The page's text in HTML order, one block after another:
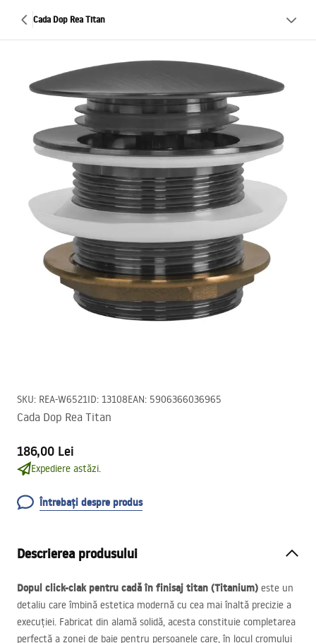
Cada Dop Rea Titan
SKU: REA-W6521ID: 13108EAN: 5906366036965
Cada Dop Rea Titan
186,00 Lei
Expediere astăzi.
Întrebați despre produs
Descrierea produsului
Dopul click-clak pentru cadă în finisaj titan (Titanium) este un
detaliu care îmbină estetica modernă cu cea mai înaltă precizie a
execuției. Fabricat din alamă solidă, acesta constituie completarea
perfectă a zonei de baie pentru persoanele care, în locul cromului